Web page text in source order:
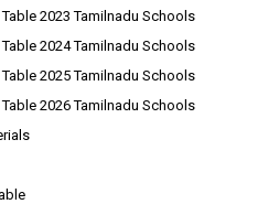
2023 Tamilnadu Schools
2024 Tamilnadu Schools
2025 Tamilnadu Schools
2026 Tamilnadu Schools